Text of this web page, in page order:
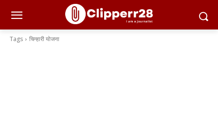
Tags चिन्हारी योजना